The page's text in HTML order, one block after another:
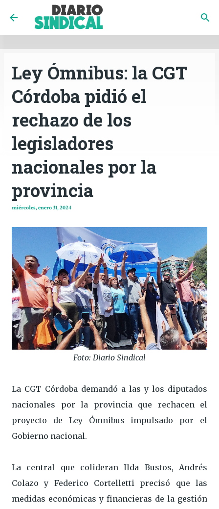
INICIO CÓRDOBA
Ir al contenido principal
Ley Ómnibus: la CGT
Córdoba pidió el
rechazo de los
legisladores
nacionales por la
provincia
miércoles, enero 31, 2024
Foto: Diario Sindical
La CGT Córdoba demandó a las y los diputados
nacionales por la provincia que rechacen el
proyecto de Ley Ómnibus impulsado por el
Gobierno nacional.
La central que colideran Ilda Bustos, Andrés
Colazo y Federico Cortelletti precisó que las
medidas económicas y financieras de la gestión